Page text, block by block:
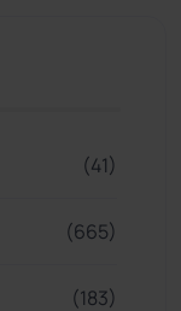
(41)
(665)
(183)